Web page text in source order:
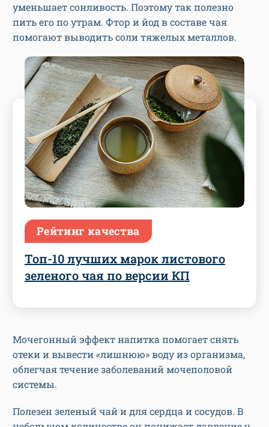
уменьшает сонливость. Поэтому так полезно
пить его по утрам. Фтор и йод в составе чая
помогают выводить соли тяжелых металлов.
Рейтинг качества
Топ-10 лучших марок листового
зеленого чая по версии КП
Мочегонный эффект напитка помогает снять
отеки и вывести «лишнюю» воду из организма,
облегчая течение заболеваний мочеполовой
системы.
Полезен зеленый чай и для сердца и сосудов. В